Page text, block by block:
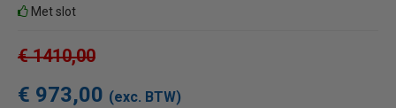
Met slot
€ 1410,00
€ 973,00 (exc. BTW)